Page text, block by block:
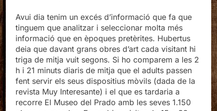
Avui dia tenim un excés d’informació que fa que
tinguem que analitzar i seleccionar molta més
informació que en èpoques pretèrites. Hubertus
deia que davant grans obres d’art cada visitant hi
triga de mitja vuit segons. Si ho comparem a les 2
h i 21 minuts diaris de mitja que el adults passen
fent servir els seus dispositius mòvils (dada de la
revista Muy Interesante) i el que es tardaria a
recorre El Museo del Prado amb les seves 1.150